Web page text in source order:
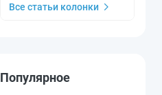
Все статьи колонки
Популярное